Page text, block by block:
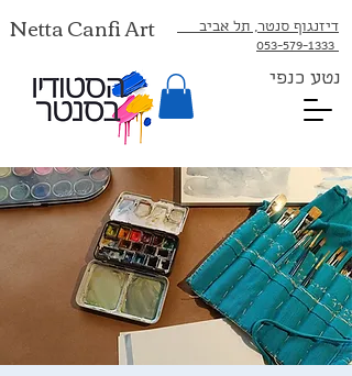
דיזנגוף סנטר, תל אביב
053-579-1333⁩
Netta Canfi Art
נטע כנפי